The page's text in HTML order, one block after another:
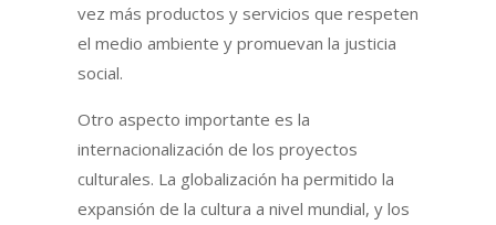
vez más productos y servicios que respeten
el medio ambiente y promuevan la justicia
social.
Otro aspecto importante es la
internacionalización de los proyectos
culturales. La globalización ha permitido la
expansión de la cultura a nivel mundial, y los